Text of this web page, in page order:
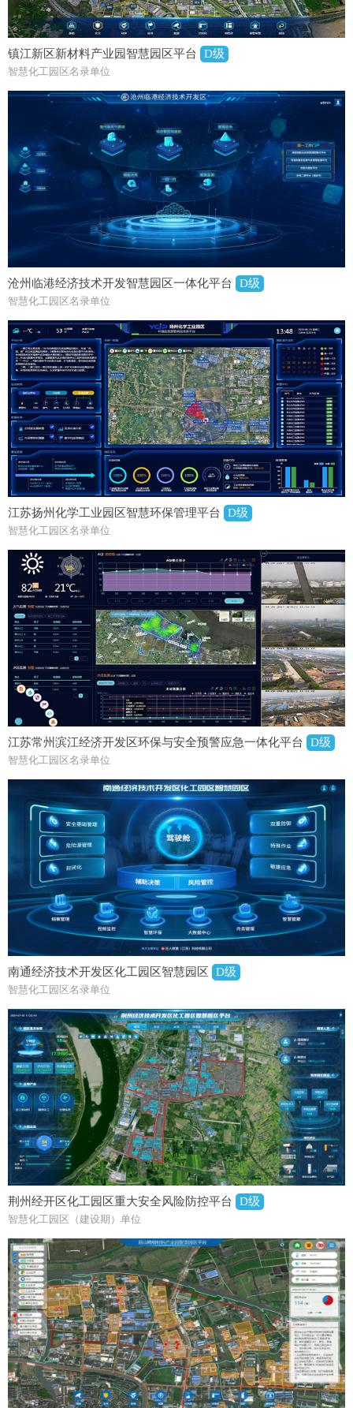
镇江新区新材料产业园智慧园区平台 D级
智慧化工园区名录单位
沧州临港经济技术开发智慧园区一体化平台 D级
智慧化工园区名录单位
江苏扬州化学工业园区智慧环保管理平台 D级
智慧化工园区名录单位
江苏常州滨江经济开发区环保与安全预警应急一体化平台 D级
智慧化工园区名录单位
南通经济技术开发区化工园区智慧园区 D级
智慧化工园区名录单位
荆州经开区化工园区重大安全风险防控平台 D级
智慧化工园区（建设期）单位